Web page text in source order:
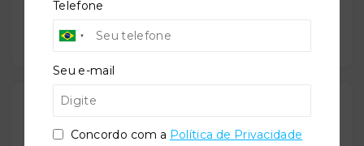
Leaflet
Gostou do imóvel?
Salve ele nos seus favoritos ou então compartilhe
Telefone
Seu e-mail
Concordo com a Política de Privacidade